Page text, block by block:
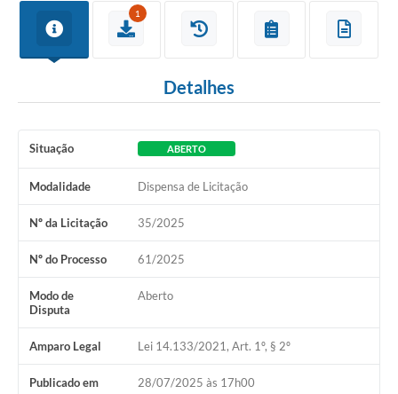
1
Detalhes
Situação ABERTO
Modalidade Dispensa de Licitação
Nº da Licitação 35/2025
Nº do Processo 61/2025
Modo de
Disputa
Aberto
Amparo Legal Lei 14.133/2021, Art. 1º, § 2º
Publicado em 28/07/2025 às 17h00